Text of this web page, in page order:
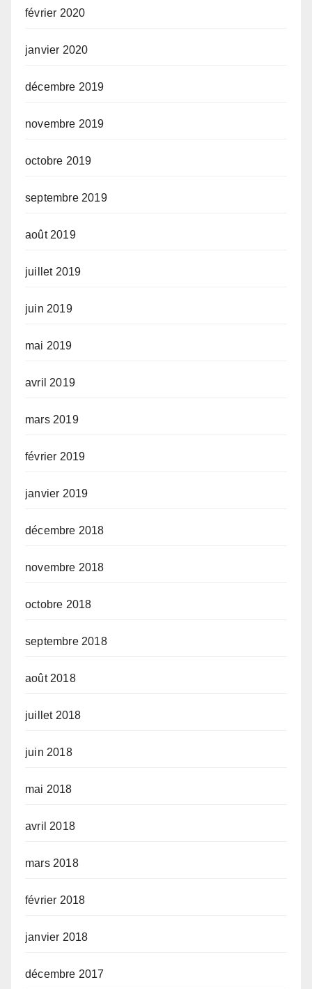
février 2020
janvier 2020
décembre 2019
novembre 2019
octobre 2019
septembre 2019
août 2019
juillet 2019
juin 2019
mai 2019
avril 2019
mars 2019
février 2019
janvier 2019
décembre 2018
novembre 2018
octobre 2018
septembre 2018
août 2018
juillet 2018
juin 2018
mai 2018
avril 2018
mars 2018
février 2018
janvier 2018
décembre 2017